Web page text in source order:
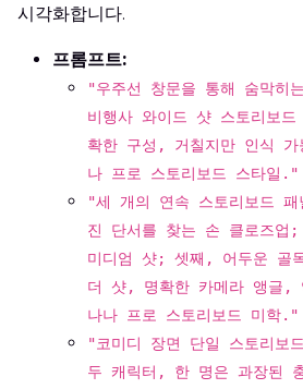
시각화합니다.
프롬프트:
"우주선 창문을 통해 숨막히
비행사 와이드 샷 스토리보
확한 구성, 거칠지만 인식
나 프로 스토리보드 스타일."
"세 개의 연속 스토리보드
진 단서를 찾는 손 클로즈업
미디엄 샷; 셋째, 어두운 골
더 샷, 명확한 카메라 앵글,
나나 프로 스토리보드 미학."
"코미디 장면 단일 스토리보
두 캐릭터, 한 명은 과장된